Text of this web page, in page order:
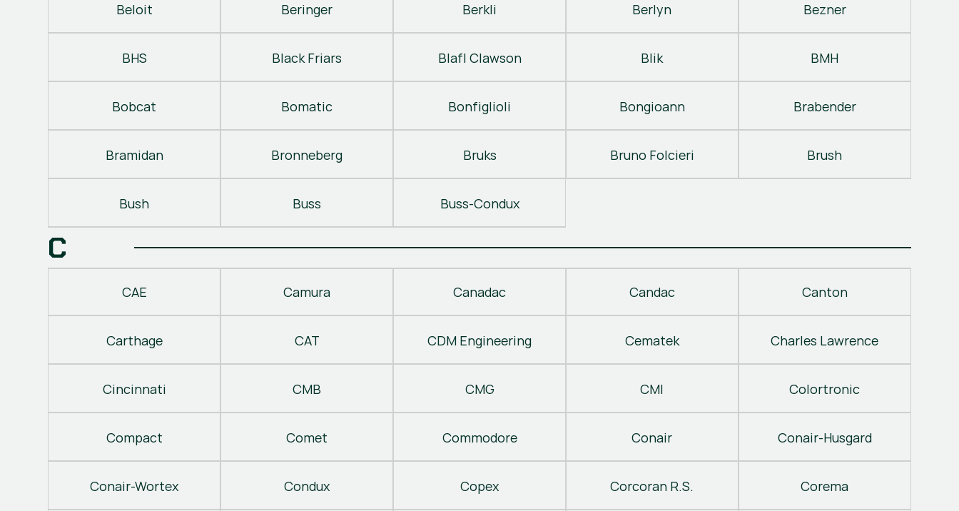
Beloit Beringer Berkli Berlyn Bezner
BHS Black Friars Blafl Clawson Blik BMH
Bobcat Bomatic Bonfiglioli Bongioann Brabender
Bramidan Bronneberg Bruks Bruno Folcieri Brush
Bush Buss Buss-Condux
C
CAE Camura Canadac Candac Canton
Carthage CAT CDM Engineering Cematek Charles Lawrence
Cincinnati CMB CMG CMI Colortronic
Compact Comet Commodore Conair Conair-Husgard
Conair-Wortex Condux Copex Corcoran R.S. Corema